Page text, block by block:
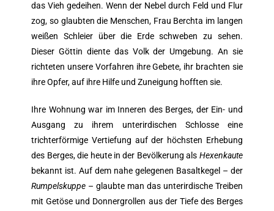
das Vieh gedeihen. Wenn der Nebel durch Feld und Flur
zog, so glaubten die Menschen, Frau Berchta im langen
weißen Schleier über die Erde schweben zu sehen.
Dieser Göttin diente das Volk der Umgebung. An sie
richteten unsere Vorfahren ihre Gebete, ihr brachten sie
ihre Opfer, auf ihre Hilfe und Zuneigung hofften sie.
Ihre Wohnung war im Inneren des Berges, der Ein- und
Ausgang zu ihrem unterirdischen Schlosse eine
trichterförmige Vertiefung auf der höchsten Erhebung
des Berges, die heute in der Bevölkerung als Hexenkaute
bekannt ist. Auf dem nahe gelegenen Basaltkegel – der
Rumpelskuppe – glaubte man das unterirdische Treiben
mit Getöse und Donnergrollen aus der Tiefe des Berges